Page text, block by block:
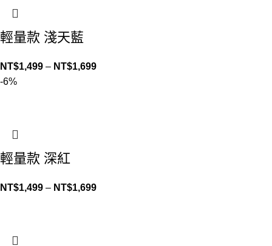
輕量款 淺天藍
NT$1,499 – NT$1,699
-6%
輕量款 深紅
NT$1,499 – NT$1,699